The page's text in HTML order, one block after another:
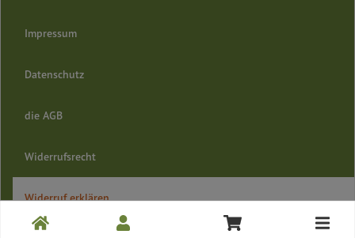
Impressum
Datenschutz
die AGB
Widerrufsrecht
Widerruf erklären
Toggle